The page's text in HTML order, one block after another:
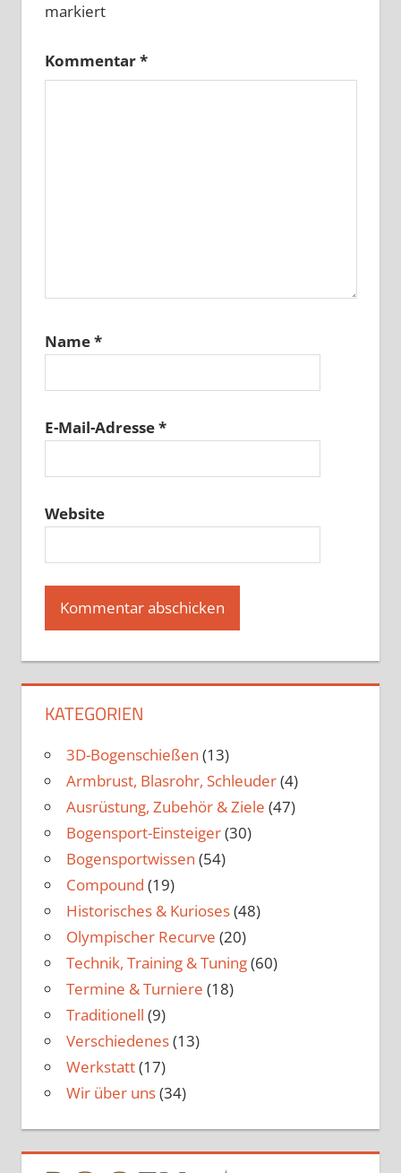
markiert
Kommentar*
Name*
E-Mail-Adresse*
Website
KATEGORIEN
3D-Bogenschießen (13)
Armbrust, Blasrohr, Schleuder(4)
Ausrüstung, Zubehör & Ziele (47)
Bogensport-Einsteiger(30)
Bogensportwissen (54)
Compound (19)
Historisches & Kurioses(48)
Olympischer Recurve (20)
Technik, Training & Tuning(60)
Termine & Turniere (18)
Traditionell (9)
Verschiedenes(13)
Werkstatt(17)
Wir über uns(34)